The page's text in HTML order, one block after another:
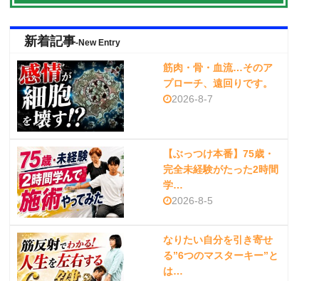
新着記事-New Entry
筋肉・骨・血流…そのア
プローチ、遠回りです。
2026-8-7
【ぶっつけ本番】75歳・
完全未経験がたった2時間
学…
2026-8-5
なりたい自分を引き寄せ
る”6つのマスターキー”と
は…